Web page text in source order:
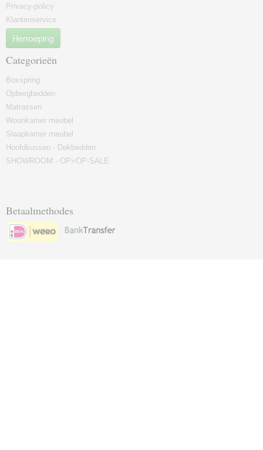
Privacy-policy
Klantenservice
Herroeping
Categorieën
Boxspring
Opbergbedden
Matrassen
Woonkamer meubel
Slaapkamer meubel
Hoofdkussen - Dekbedden
SHOWROOM - OP=OP-SALE
Betaalmethodes